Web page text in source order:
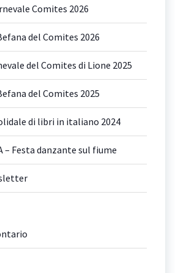
Comites 2026
del Comites 2026
del Comites di Lione 2025
del Comites 2025
di libri in italiano 2024
– Festa danzante sul fiume